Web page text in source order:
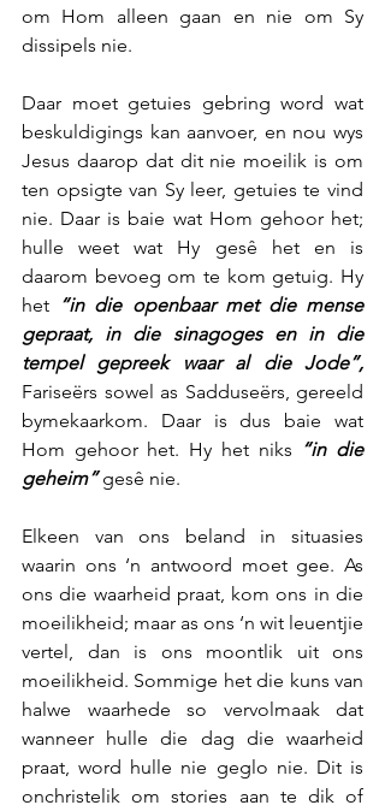
om Hom alleen gaan en nie om Sy
dissipels nie.
Daar moet getuies gebring word wat
beskuldigings kan aanvoer, en nou wys
Jesus daarop dat dit nie moeilik is om
ten opsigte van Sy leer, getuies te vind
nie. Daar is baie wat Hom gehoor het;
hulle weet wat Hy gesê het en is
daarom bevoeg om te kom getuig. Hy
het “in die openbaar met die mense
gepraat, in die sinagoges en in die
tempel gepreek waar al die Jode”,
Fariseërs sowel as Sadduseërs, gereeld
bymekaarkom. Daar is dus baie wat
Hom gehoor het. Hy het niks “in die
geheim” gesê nie.
Elkeen van ons beland in situasies
waarin ons ‘n antwoord moet gee. As
ons die waarheid praat, kom ons in die
moeilikheid; maar as ons ‘n wit leuentjie
vertel, dan is ons moontlik uit ons
moeilikheid. Sommige het die kuns van
halwe waarhede so vervolmaak dat
wanneer hulle die dag die waarheid
praat, word hulle nie geglo nie. Dit is
onchristelik om stories aan te dik of